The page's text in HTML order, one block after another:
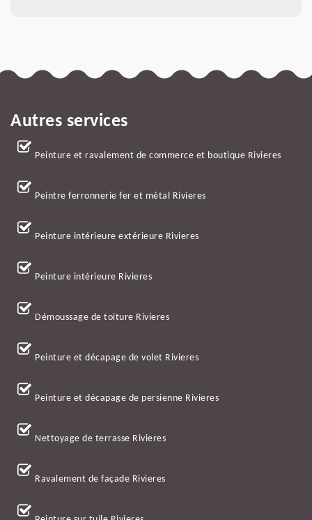
Autres services
Peinture et ravalement de commerce et boutique Rivieres
Peintre ferronnerie fer et métal Rivieres
Peinture intérieure extérieure Rivieres
Peinture intérieure Rivieres
Démoussage de toiture Rivieres
Peinture et décapage de volet Rivieres
Peinture et décapage de persienne Rivieres
Nettoyage de terrasse Rivieres
Ravalement de façade Rivieres